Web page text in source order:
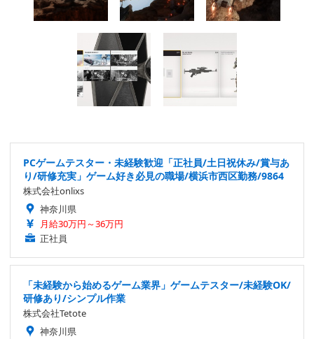
PCゲームテスター・未経験歓迎「正社員/土日祝休み/賞与あ
り/研修充実」ゲーム好き必見の職場/横浜市西区勤務/9864
株式会社onlixs
神奈川県
月給30万円～36万円
正社員
「未経験から始めるゲーム業界」ゲームテスター/未経験OK/
研修あり/シンプル作業
株式会社Tetote
神奈川県